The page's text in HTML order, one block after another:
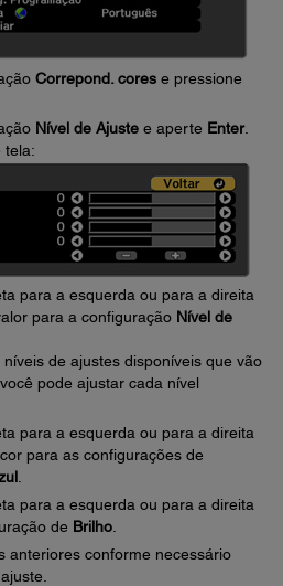
Correpond. cores e pressione
Nível de Ajuste e aperte Enter.
tela:
para a esquerda ou para a direita
para a configuração Nível de
níveis de ajustes disponíveis que vão
pode ajustar cada nível
para a esquerda ou para a direita
para as configurações de
para a esquerda ou para a direita
de Brilho
anteriores conforme necessário